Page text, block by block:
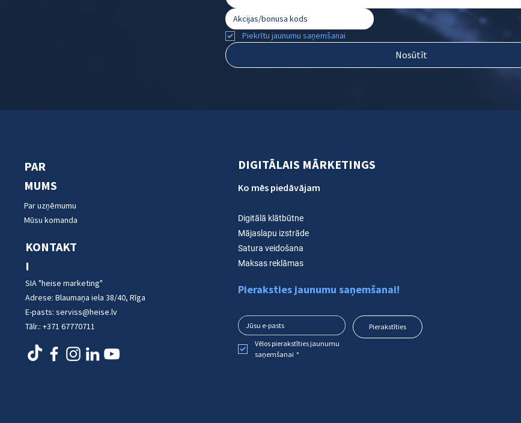
Piekrītu jaunumu saņemšanai
Nosūtīt
PAR
MUMS
Par uzņēmumu
Mūsu komanda
KONTAKT
I
SIA "heise marketing"
Adrese:Blaumaņa iela 38/40, Rīga
E-pasts:serviss@heise.lv
Tālr.:+371 67770711
DIGITĀLAIS MĀRKETINGS
Ko mēs piedāvājam
Digitālā klātbūtne
Mājaslapu izstrāde
Satura veidošana
Maksas reklāmas
Pieraksties jaunumu saņemšanai!
Pierakstīties
Vēlos pierakstīties jaunumu
saņemšanai *